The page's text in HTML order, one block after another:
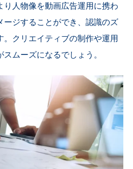
り人物像を動画広告運用に携わ
ージすることができ、認識のズ
クリエイティブの制作や運用
ムーズになるでしょう。